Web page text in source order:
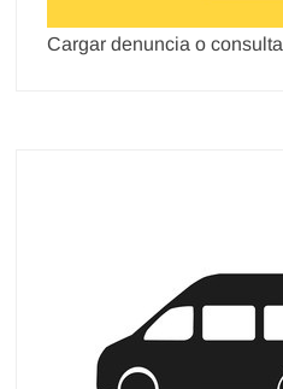
Cargar denuncia o consulta